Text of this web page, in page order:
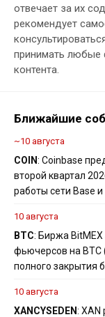
отвечает за их
рекомендует
принимать любые
контента.
Ближайшие
~10 августа
COIN: Coinbase
второй квартал
работы сети Base
10 августа
BTC: Биржа BitMEX
фьючерсов на BTC
полного закрытия
10 августа
XANCYSEDEN: XAN